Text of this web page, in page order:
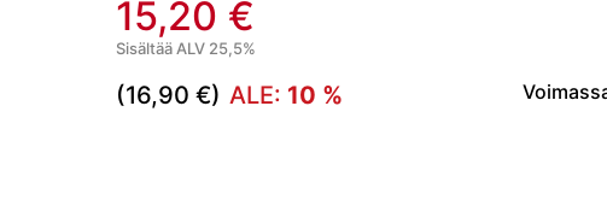
15,20 €
Sisältää ALV 25,5%
(16,90 €) ALE: 10 %